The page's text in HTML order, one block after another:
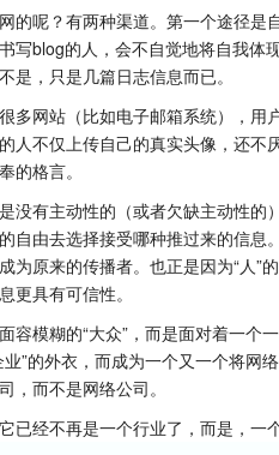
的呢？有两种渠道。第一个途径是
写blog的人，会不自觉地将自我体
是，只是几篇日志信息而已。
多网站（比如电子邮箱系统），用
人不仅上传自己的真实头像，还不
的格言。
没有主动性的（或者欠缺主动性的
自由去选择接受哪种推过来的信息
为原来的传播者。也正是因为“人”
更具有可信性。
容模糊的“大众”，而是面对着一个
”的外衣，而成为一个又一个将网
，而不是网络公司。
已经不再是一个行业了，而是，一个